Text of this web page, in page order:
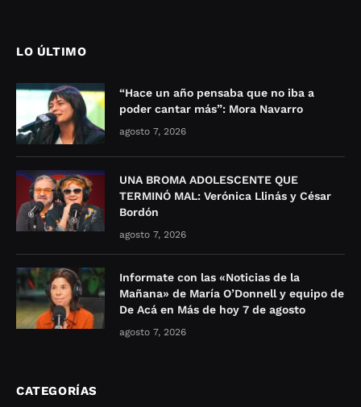
LO ÚLTIMO
“Hace un año pensaba que no iba a
poder cantar más”: Mora Navarro
agosto 7, 2026
UNA BROMA ADOLESCENTE QUE
TERMINÓ MAL: Verónica Llinás y César
Bordón
agosto 7, 2026
Informate con las «Noticias de la
Mañana» de María O’Donnell y equipo de
De Acá en Más de hoy 7 de agosto
agosto 7, 2026
CATEGORÍAS